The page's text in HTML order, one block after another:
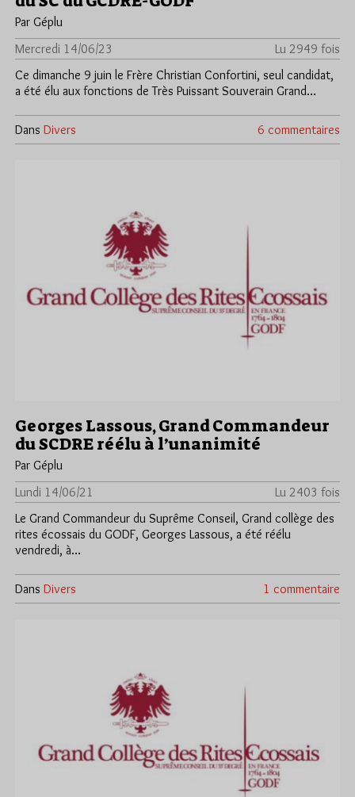
Par Géplu
Mercredi 14/06/23
Lu 2949 fois
Ce dimanche 9 juin le Frère Christian Confortini, seul candidat,
a été élu aux fonctions de Très Puissant Souverain Grand…
Dans Divers 6 commentaires
Georges Lassous, Grand Commandeur
du SCDRE réélu à l’unanimité
Par Géplu
Lundi 14/06/21
Lu 2403 fois
Le Grand Commandeur du Suprême Conseil, Grand collège des
rites écossais du GODF, Georges Lassous, a été réélu
vendredi, à…
Dans Divers 1 commentaire